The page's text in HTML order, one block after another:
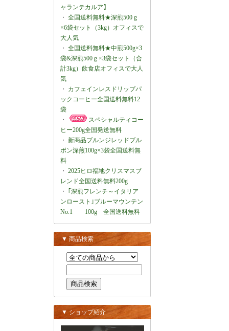
ャランテカルア】
・ 全国送料無料★深煎500ｇ
×6袋セット（3kg）オフィスで
大人気
・ 全国送料無料★中煎500g×3
袋&深煎500ｇ×3袋セット（合
計3kg）飲食店オフィスで大人
気
・ カフェインレスドリップパ
ックコーヒー全国送料無料12
袋
・
スペシャルティコー
ヒー200g全国発送無料
・ 新商品ブルンジレッドブル
ボン深煎100g×3袋全国送料無
料
・ 2025ヒロ福地クリスマスブ
レンド全国送料無料200g
・ ｢深煎フレンチ～イタリア
ンロースト｣ブルーマウンテン
No.1 100g 全国送料無料
▼ 商品検索
▼ ショップ紹介